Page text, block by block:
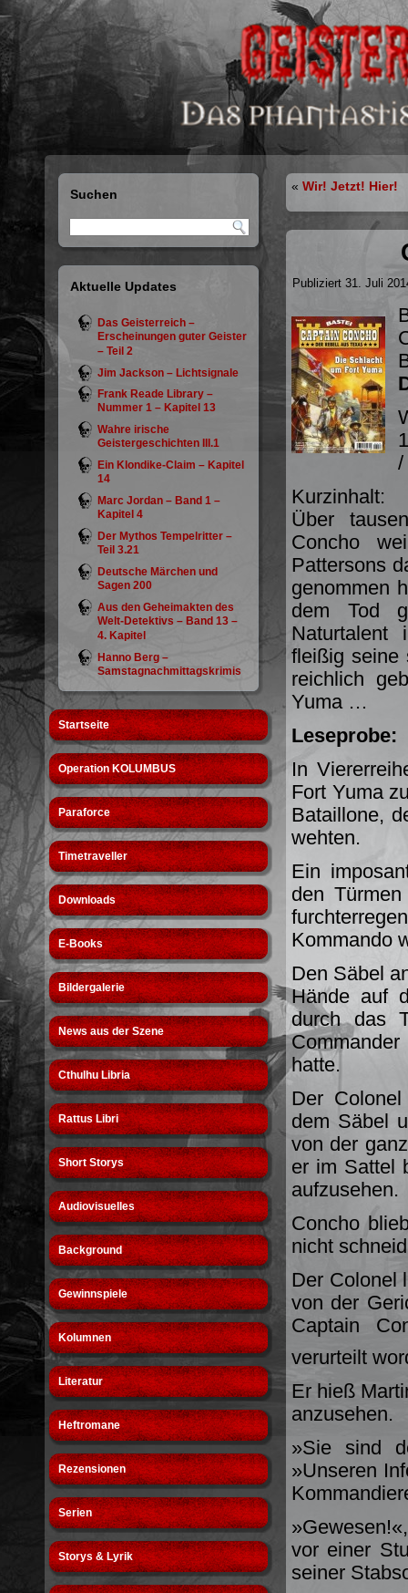
Suchen
Aktuelle Updates
Das Geisterreich –
Erscheinungen guter Geister
– Teil 2
Jim Jackson – Lichtsignale
Frank Reade Library –
Nummer 1 – Kapitel 13
Wahre irische
Geistergeschichten III.1
Ein Klondike-Claim – Kapitel
14
Marc Jordan – Band 1 –
Kapitel 4
Der Mythos Tempelritter –
Teil 3.21
Deutsche Märchen und
Sagen 200
Aus den Geheimakten des
Welt-Detektivs – Band 13 –
4. Kapitel
Hanno Berg –
Samstagnachmittagskrimis
Startseite
Operation KOLUMBUS
Paraforce
Timetraveller
Downloads
E-Books
Bildergalerie
News aus der Szene
Cthulhu Libria
Rattus Libri
Short Storys
Audiovisuelles
Background
Gewinnspiele
Kolumnen
Literatur
Heftromane
Rezensionen
Serien
Storys & Lyrik
« Wir! Jetzt! Hier!
Publiziert 31. Juli
/
Kurzinhalt:
Über
Concho
Pattersons
genommen
dem Tod
Naturtalent
fleißig seine
reichlich
Yuma …
Leseprobe:
In
Fort Yuma
Bataillone,
wehten.
Ein
den
Kommando
Den Säbel
Hände auf
durch das
hatte.
Der
dem Säbel
von der
er im Sattel
aufzusehen.
Concho
nicht
Der Colonel
von der
Captain
verurteilt
Er hieß
anzusehen.
»Sie sind
»Unseren
vor einer
seiner